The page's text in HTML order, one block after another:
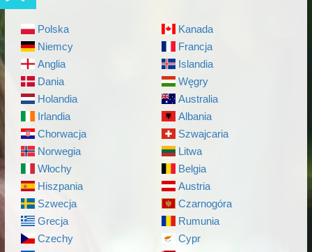
Polska
Niemcy
Anglia
Dania
Holandia
Irlandia
Chorwacja
Norwegia
Włochy
Hiszpania
Szwecja
Grecja
Czechy
Kanada
Francja
Islandia
Węgry
Australia
Albania
Szwajcaria
Litwa
Belgia
Austria
Czarnogóra
Rumunia
Cypr